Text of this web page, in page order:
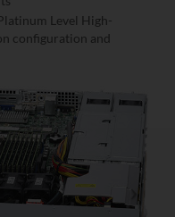
Level High-
configuration and